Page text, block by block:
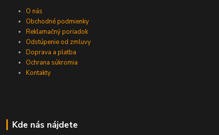
O nás
Obchodné podmienky
Reklamačný poriadok
Odstúpenie od zmluvy
Doprava a platba
Ochrana súkromia
Kontakty
Kde nás nájdete